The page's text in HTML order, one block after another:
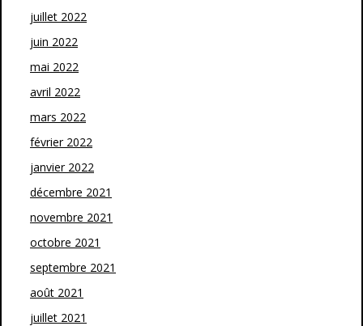
juillet 2022
juin 2022
mai 2022
avril 2022
mars 2022
février 2022
janvier 2022
décembre 2021
novembre 2021
octobre 2021
septembre 2021
août 2021
juillet 2021